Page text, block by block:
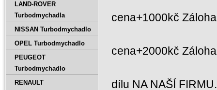
cena+1000kč
cena+2000kč
dílu NA NAŠÍ
LAND-ROVER
Turbodmychadla
NISSAN Turbodmychadlo
OPEL Turbodmychadlo
PEUGEOT
Turbodmychadlo
RENAULT